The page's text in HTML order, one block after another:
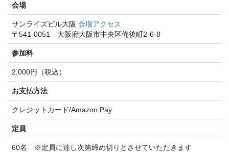
会場
サンライズビル大阪 会場アクセス
〒541-0051 大阪府大阪市中央区備後町2-6-8
参加料
2,000円（税込）
お支払方法
クレジットカード/Amazon Pay
定員
60名 ※定員に達し次第締め切りとさせていただきます